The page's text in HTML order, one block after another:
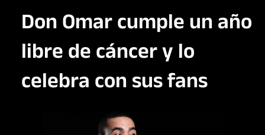
Don Omar cumple un año
libre de cáncer y lo
celebra con sus fans